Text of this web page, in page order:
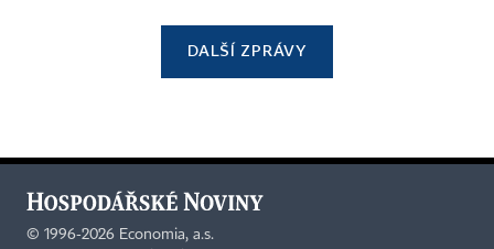
DALŠÍ ZPRÁVY
© 1996-2026 Economia, a.s.